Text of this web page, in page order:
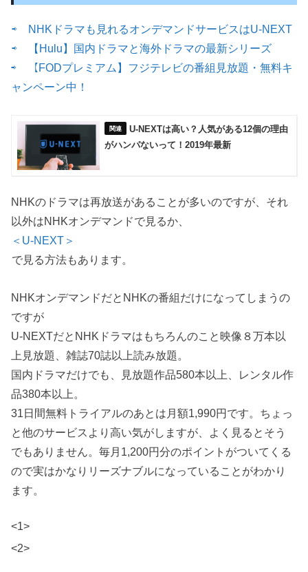
⇨ NHKドラマも見れるオンデマンドサービスはU-NEXT
⇨ 【Hulu】国内ドラマと海外ドラマの最新シリーズ
⇨ 【FODプレミアム】フジテレビの番組見放題・無料キ
ャンペーン中！
U-NEXTは高い？人気がある12個の理由
がハンパないって！2019年最新
NHKのドラマは再放送があることが多いのですが、それ
以外はNHKオンデマンドで見るか、
＜U-NEXT＞
で見る方法もあります。
NHKオンデマンドだとNHKの番組だけになってしまうの
ですが
U-NEXTだとNHKドラマはもちろんのこと映像８万本以
上見放題、雑誌70誌以上読み放題。
国内ドラマだけでも、見放題作品580本以上、レンタル作
品380本以上。
31日間無料トライアルのあとは月額1,990円です。ちょっ
と他のサービスより高い気がしますが、よく見るとそう
でもありません。毎月1,200円分のポイントがついてくる
ので実はかなりリーズナブルになっていることがわかり
ます。
<1>
<2>